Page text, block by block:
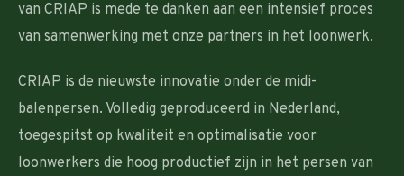
van CRIAP is mede te danken aan een intensief proces
van samenwerking met onze partners in het loonwerk.
CRIAP is de nieuwste innovatie onder de midi-
balenpersen. Volledig geproduceerd in Nederland,
toegespitst op kwaliteit en optimalisatie voor
loonwerkers die hoog productief zijn in het persen van